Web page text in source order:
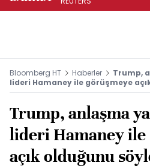
Bloomberg HT Haberler
Trump,
lideri Hamaney ile görüşmeye
Trump, anlaşma
lideri Hamaney ile
açık olduğunu